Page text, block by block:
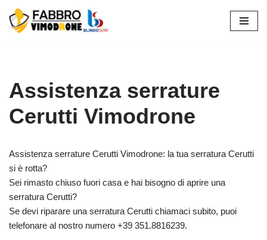
Vai
Assistenza serrature
Cerutti Vimodrone
Assistenza serrature Cerutti Vimodrone: la tua serratura Cerutti
si è rotta?
Sei rimasto chiuso fuori casa e hai bisogno di aprire una
serratura Cerutti?
Se devi riparare una serratura Cerutti chiamaci subito, puoi
telefonare al nostro numero +39 351.8816239.